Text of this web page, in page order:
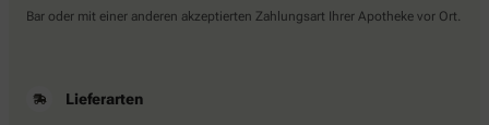
Bar oder mit einer anderen akzeptierten Zahlungsart Ihrer Apotheke vor Ort.
Lieferarten